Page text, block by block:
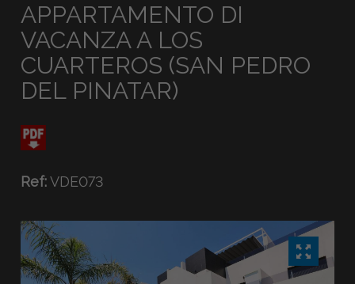
APPARTAMENTO DI
VACANZA A LOS
CUARTEROS (SAN PEDRO
DEL PINATAR)
Ref:VDE073